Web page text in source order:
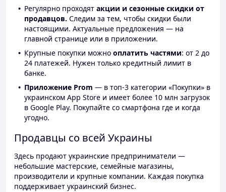
Регулярно проходят акции и сезонные скидки от
продавцов. Следим за тем, чтобы скидки были
настоящими. Актуальные предложения — на
главной странице или в приложении.
Крупные покупки можно оплатить частями: от 2 до
24 платежей. Нужен только кредитный лимит в
банке.
Приложение Prom — в топ-3 категории «Покупки» в
украинском App Store и имеет более 10 млн загрузок
в Google Play. Покупайте со смартфона где и когда
угодно.
Продавцы со всей Украины
Здесь продают украинские предприниматели —
небольшие мастерские, семейные магазины,
производители и крупные компании. Каждая покупка
поддерживает украинский бизнес.